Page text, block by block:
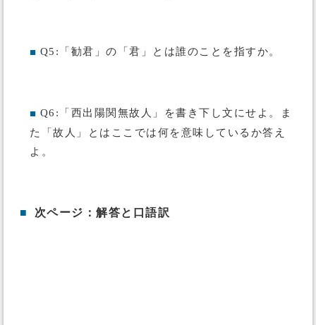
■ Q5:「勧君」の「君」とは誰のことを指すか。
■ Q6:「西出陽関無故人」を書き下し文にせよ。ま
た「故人」とはここでは何を意味しているか答え
よ。
■ 次ページ：解答と口語訳